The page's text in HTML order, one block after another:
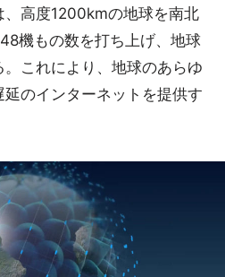
、高度1200kmの地球を南北
機もの数を打ち上げ、地球
これにより、地球のあらゆ
のインターネットを提供す